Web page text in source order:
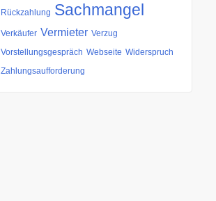
Rückzahlung Sachmangel
Verkäufer Vermieter Verzug
Vorstellungsgespräch Webseite Widerspruch
Zahlungsaufforderung